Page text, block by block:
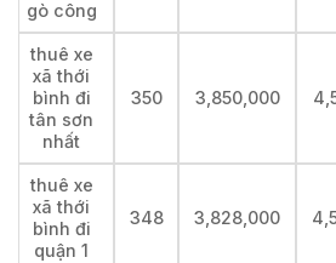
gò công
thuê xe
xã thới
bình đi
tân sơn
nhất
350 3,850,000
thuê xe
xã thới
bình đi
quận 1
348 3,828,000